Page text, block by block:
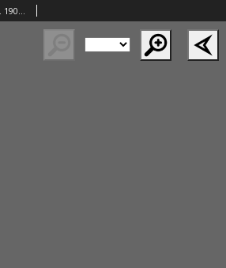
Wisła. Miesięcznik Geograficzno-Etnograficzny. 1902 T.16 z.6